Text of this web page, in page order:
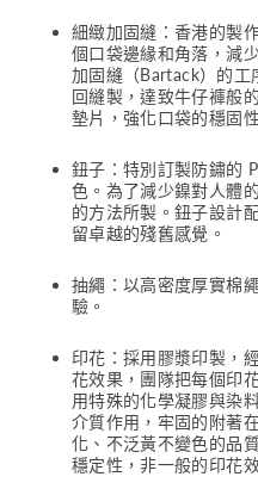
細緻加固縫：香港的製
個口袋邊緣和角落，減
加固縫（Bartack）的工
回縫製，達致牛仔褲般
墊片，強化口袋的穩固性
鈕子：特別訂製防鏽的
色。為了減少鎳對人體
的方法所製。鈕子設計
留卓越的殘舊感覺。
抽繩：以高密度厚實棉
驗。
印花：採用膠漿印製，
花效果，團隊把每個印
用特殊的化學凝膠與染
介質作用，牢固的附著
化、不泛黃不變色的品
穩定性，非一般的印花